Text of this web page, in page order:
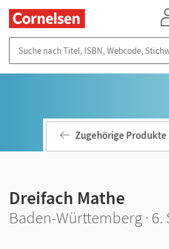
Zugehörige
Dreifach Mathe
Baden-Württemberg ·